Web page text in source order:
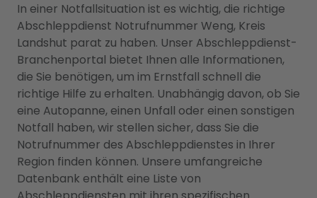
In einer Notfallsituation ist es wichtig, die richtige
Abschleppdienst Notrufnummer Weng, Kreis
Landshut parat zu haben. Unser Abschleppdienst-
Branchenportal bietet Ihnen alle Informationen,
die Sie benötigen, um im Ernstfall schnell die
richtige Hilfe zu erhalten. Unabhängig davon, ob Sie
eine Autopanne, einen Unfall oder einen sonstigen
Notfall haben, wir stellen sicher, dass Sie die
Notrufnummer des Abschleppdienstes in Ihrer
Region finden können. Unsere umfangreiche
Datenbank enthält eine Liste von